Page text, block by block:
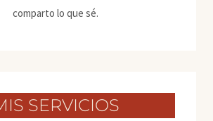
comparto lo que sé.
SERVICIOS